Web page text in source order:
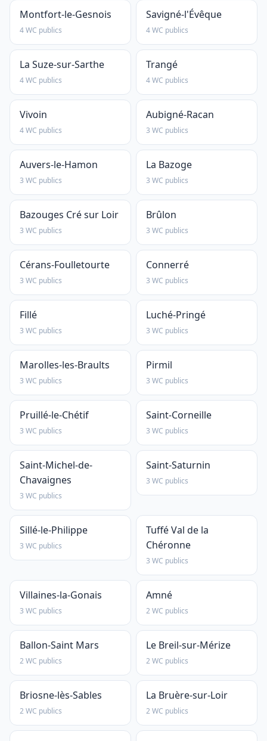
Montfort-le-Gesnois
4 WC publics
Savigné-l'Évêque
4 WC publics
La Suze-sur-Sarthe
4 WC publics
Trangé
4 WC publics
Vivoin
4 WC publics
Aubigné-Racan
3 WC publics
Auvers-le-Hamon
3 WC publics
La Bazoge
3 WC publics
Bazouges Cré sur Loir
3 WC publics
Brûlon
3 WC publics
Cérans-Foulletourte
3 WC publics
Connerré
3 WC publics
Fillé
3 WC publics
Luché-Pringé
3 WC publics
Marolles-les-Braults
3 WC publics
Pirmil
3 WC publics
Pruillé-le-Chétif
3 WC publics
Saint-Corneille
3 WC publics
Saint-Michel-de-
Chavaignes
3 WC publics
Saint-Saturnin
3 WC publics
Sillé-le-Philippe
3 WC publics
Tuffé Val de la
Chéronne
3 WC publics
Villaines-la-Gonais
3 WC publics
Amné
2 WC publics
Ballon-Saint Mars
2 WC publics
Le Breil-sur-Mérize
2 WC publics
Briosne-lès-Sables
2 WC publics
La Bruère-sur-Loir
2 WC publics